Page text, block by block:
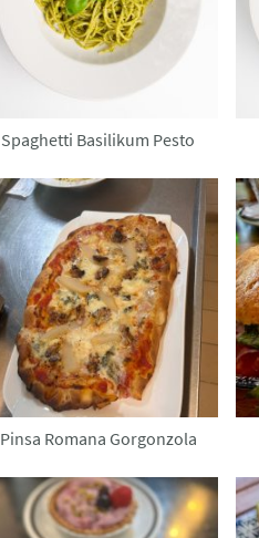
Spaghetti Basilikum Pesto
Pinsa Romana Gorgonzola